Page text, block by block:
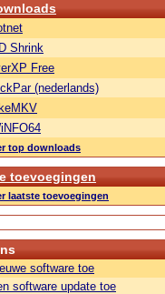
Shrink
Free
(nederlands)
top downloads
toevoegingen
laatste toevoegingen
software toe
software update toe